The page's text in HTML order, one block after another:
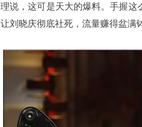
理说，这可是天大的爆料。手握
让刘晓庆彻底社死，流量赚得盆满